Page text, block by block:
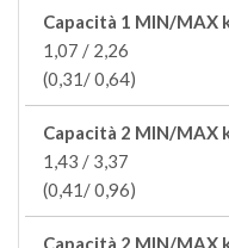
Capacità 1 MIN/MAX
1,07 / 2,26
(0,31/ 0,64)
Capacità 2 MIN/MAX
1,43 / 3,37
(0,41/ 0,96)
Capacità 2 MIN/MAX